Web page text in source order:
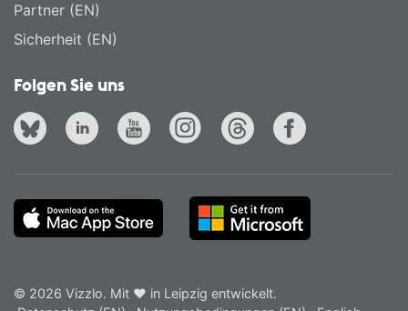
Partner (EN)
Sicherheit (EN)
Folgen Sie uns
© 2026 Vizzlo. Mit ❤ in Leipzig entwickelt.